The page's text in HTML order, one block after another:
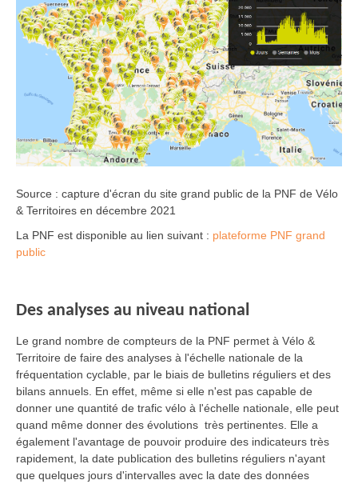
Source : capture d'écran du site grand public de la PNF de Vélo
& Territoires en décembre 2021
La PNF est disponible au lien suivant : plateforme PNF grand
public
Des analyses au niveau national
Le grand nombre de compteurs de la PNF permet à Vélo &
Territoire de faire des analyses à l'échelle nationale de la
fréquentation cyclable, par le biais de bulletins réguliers et des
bilans annuels. En effet, même si elle n'est pas capable de
donner une quantité de trafic vélo à l'échelle nationale, elle peut
quand même donner des évolutions très pertinentes. Elle a
également l'avantage de pouvoir produire des indicateurs très
rapidement, la date publication des bulletins réguliers n'ayant
que quelques jours d'intervalles avec la date des données